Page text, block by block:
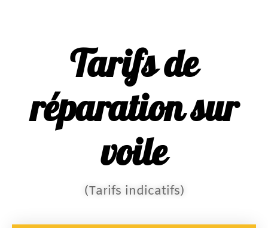
Tarifs de
réparation sur
voile
(Tarifs indicatifs)